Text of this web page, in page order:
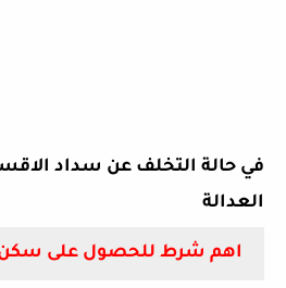
في حالة التخلف عن سداد
العدالة
اهم شرط للحصول على